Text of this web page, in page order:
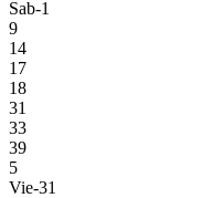
Sab-1
9
14
17
18
31
33
39
5
Vie-31